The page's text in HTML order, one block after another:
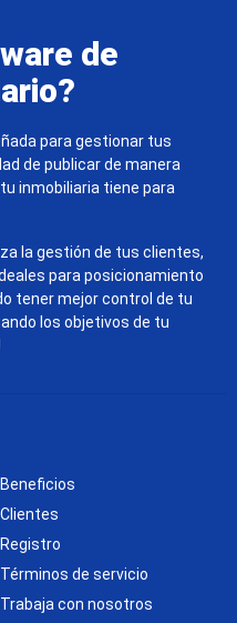
de
para gestionar tus
de publicar de manera
inmobiliaria tiene para
la gestión de tus clientes,
para posicionamiento
tener mejor control de tu
los objetivos de tu
Beneficios
Clientes
Registro
Términos de servicio
Trabaja con nosotros